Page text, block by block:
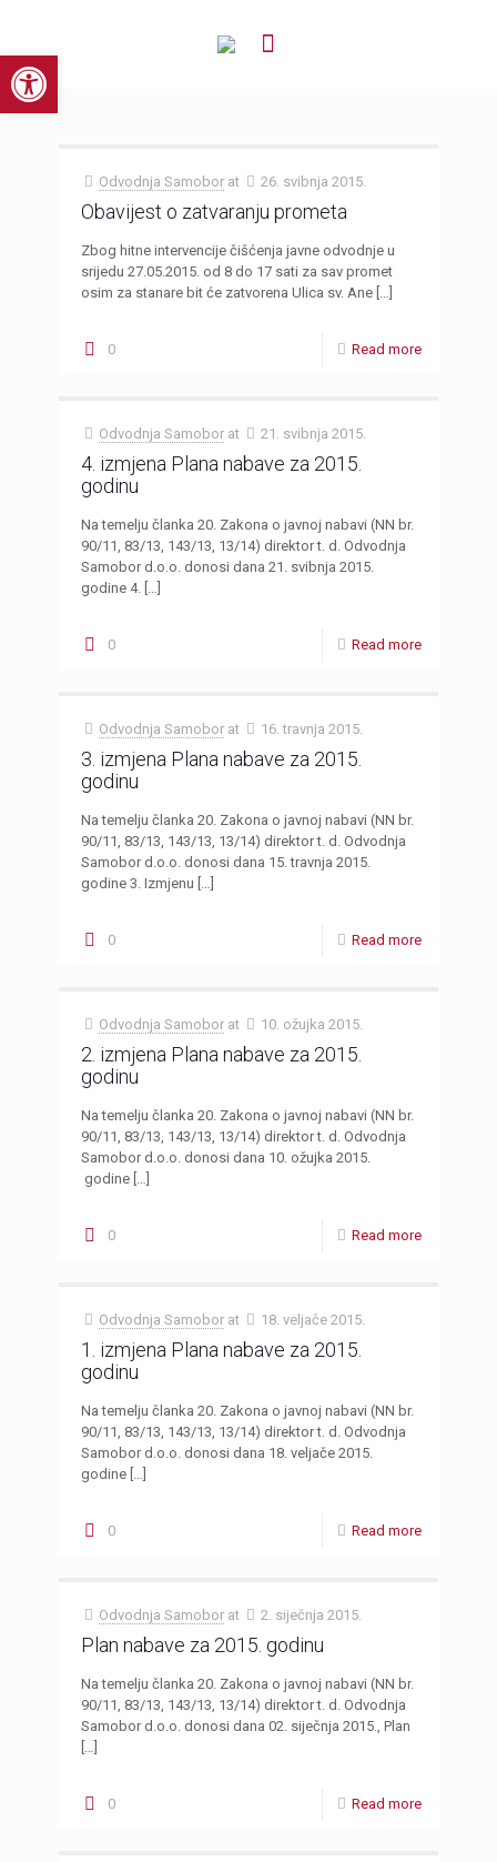
Open toolbar
Odvodnja Samobor at 26. svibnja 2015.
Obavijest o zatvaranju prometa
Zbog hitne intervencije čišćenja javne odvodnje u
srijedu 27.05.2015. od 8 do 17 sati za sav promet
osim za stanare bit će zatvorena Ulica sv. Ane […]
0 Read more
Odvodnja Samobor at 21. svibnja 2015.
4. izmjena Plana nabave za 2015.
godinu
Na temelju članka 20. Zakona o javnoj nabavi (NN br.
90/11, 83/13, 143/13, 13/14) direktor t. d. Odvodnja
Samobor d.o.o. donosi dana 21. svibnja 2015.
godine 4. […]
0 Read more
Odvodnja Samobor at 16. travnja 2015.
3. izmjena Plana nabave za 2015.
godinu
Na temelju članka 20. Zakona o javnoj nabavi (NN br.
90/11, 83/13, 143/13, 13/14) direktor t. d. Odvodnja
Samobor d.o.o. donosi dana 15. travnja 2015.
godine 3. Izmjenu […]
0 Read more
Odvodnja Samobor at 10. ožujka 2015.
2. izmjena Plana nabave za 2015.
godinu
Na temelju članka 20. Zakona o javnoj nabavi (NN br.
90/11, 83/13, 143/13, 13/14) direktor t. d. Odvodnja
Samobor d.o.o. donosi dana 10. ožujka 2015.
godine […]
0 Read more
Odvodnja Samobor at 18. veljače 2015.
1. izmjena Plana nabave za 2015.
godinu
Na temelju članka 20. Zakona o javnoj nabavi (NN br.
90/11, 83/13, 143/13, 13/14) direktor t. d. Odvodnja
Samobor d.o.o. donosi dana 18. veljače 2015.
godine […]
0 Read more
Odvodnja Samobor at 2. siječnja 2015.
Plan nabave za 2015. godinu
Na temelju članka 20. Zakona o javnoj nabavi (NN br.
90/11, 83/13, 143/13, 13/14) direktor t. d. Odvodnja
Samobor d.o.o. donosi dana 02. siječnja 2015., Plan
[…]
0 Read more